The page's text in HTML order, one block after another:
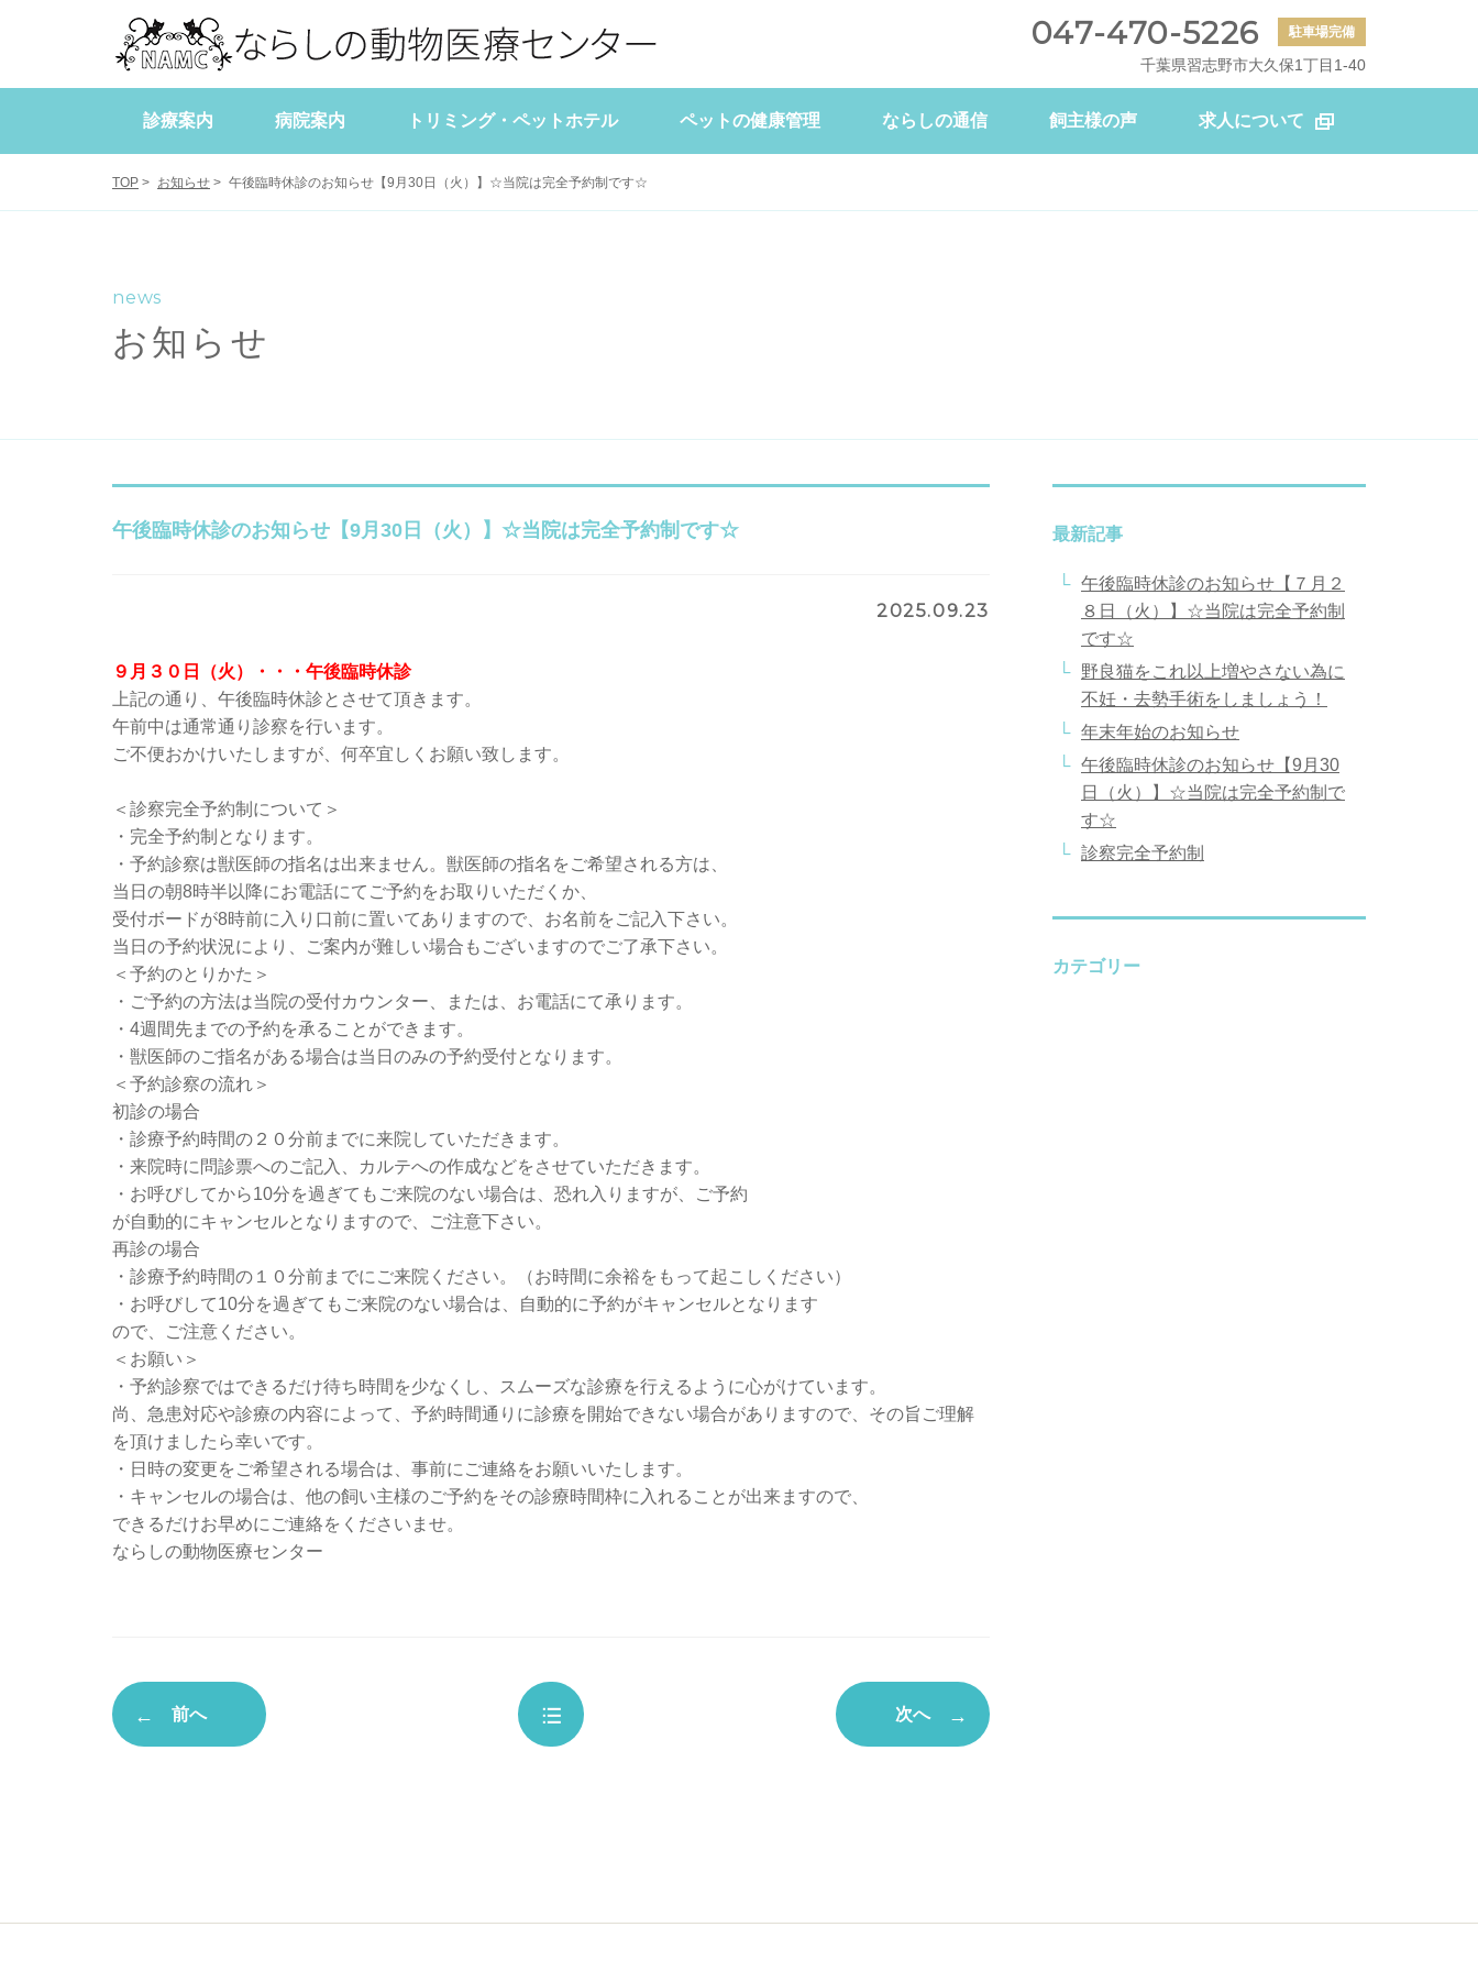
047-470-5226 駐車場完備
千葉県習志野市大久保1丁目1-40
診療案内
当院について スタッフ紹介 獣医師出勤表 診療時間 料金表
病院案内 トリミング・ペットホテル
犬の健康管理 猫の健康管理
ペットの健康管理
症例報告 スタッフブログ 学会・研修報告 ペットライフマガジン
ならしの通信 飼主様の声 求人について
TOP > お知らせ > 午後臨時休診のお知らせ【9月30日（火）】☆当院は完全予約制です☆
news
お知らせ
午後臨時休診のお知らせ【9月30日（火）】☆当院は完全予約制です☆
2025.09.23
９月３０日（火）・・・午後臨時休診
上記の通り、午後臨時休診とさせて頂きます。
午前中は通常通り診察を行います。
ご不便おかけいたしますが、何卒宜しくお願い致します。
＜診察完全予約制について＞
・完全予約制となります。
・予約診察は獣医師の指名は出来ません。獣医師の指名をご希望される方は、
当日の朝8時半以降にお電話にてご予約をお取りいただくか、
受付ボードが8時前に入り口前に置いてありますので、お名前をご記入下さい。
当日の予約状況により、ご案内が難しい場合もございますのでご了承下さい。
＜予約のとりかた＞
・ご予約の方法は当院の受付カウンター、または、お電話にて承ります。
・4週間先までの予約を承ることができます。
・獣医師のご指名がある場合は当日のみの予約受付となります。
＜予約診察の流れ＞
初診の場合
・診療予約時間の２０分前までに来院していただきます。
・来院時に問診票へのご記入、カルテへの作成などをさせていただきます。
・お呼びしてから10分を過ぎてもご来院のない場合は、恐れ入りますが、ご予約
が自動的にキャンセルとなりますので、ご注意下さい。
再診の場合
・診療予約時間の１０分前までにご来院ください。（お時間に余裕をもって起こしください）
・お呼びして10分を過ぎてもご来院のない場合は、自動的に予約がキャンセルとなります
ので、ご注意ください。
＜お願い＞
・予約診察ではできるだけ待ち時間を少なくし、スムーズな診療を行えるように心がけています。
尚、急患対応や診療の内容によって、予約時間通りに診療を開始できない場合がありますので、その旨ご理解
を頂けましたら幸いです。
・日時の変更をご希望される場合は、事前にご連絡をお願いいたします。
・キャンセルの場合は、他の飼い主様のご予約をその診療時間枠に入れることが出来ますので、
できるだけお早めにご連絡をくださいませ。
ならしの動物医療センター
前へ 次へ
最新記事
午後臨時休診のお知らせ【７月２
８日（火）】☆当院は完全予約制
です☆
野良猫をこれ以上増やさない為に
不妊・去勢手術をしましょう！
年末年始のお知らせ
午後臨時休診のお知らせ【9月30
日（火）】☆当院は完全予約制で
す☆
診察完全予約制
カテゴリー